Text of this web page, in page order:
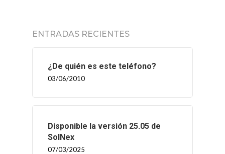
ENTRADAS RECIENTES
¿De quién es este teléfono?
03/06/2010
Disponible la versión 25.05 de
SolNex
07/03/2025